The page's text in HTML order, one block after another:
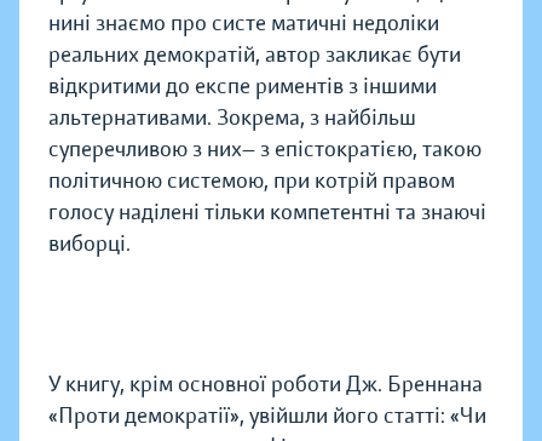
нині знаємо про систе матичні недоліки
реальних демократій, автор закликає бути
відкритими до експе риментів з іншими
альтернативами. Зокрема, з найбільш
суперечливою з них— з епістократією, такою
політичною системою, при котрій правом
голосу наділені тільки компетентні та знаючі
виборці.
У книгу, крім основної роботи Дж. Бреннана
«Проти демократії», увійшли його статті: «Чи